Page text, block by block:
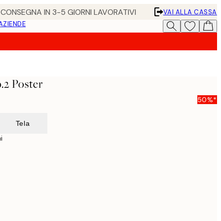
IN 3-5 GIORNI LAVORATIVI
VAI ALLA CASSA
Poster
50%*
Tela